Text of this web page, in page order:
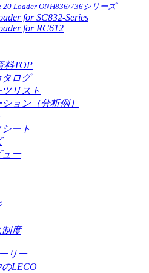
20 Loader ONH836/736シリーズ
for SC832-Series
for RC612
料TOP
ログ
リスト
ョン（分析例）
ート
ュー
制度
リー
LECO